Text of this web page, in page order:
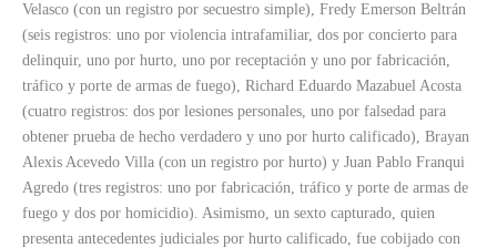
Velasco (con un registro por secuestro simple), Fredy Emerson Beltrán
(seis registros: uno por violencia intrafamiliar, dos por concierto para
delinquir, uno por hurto, uno por receptación y uno por fabricación,
tráfico y porte de armas de fuego), Richard Eduardo Mazabuel Acosta
(cuatro registros: dos por lesiones personales, uno por falsedad para
obtener prueba de hecho verdadero y uno por hurto calificado), Brayan
Alexis Acevedo Villa (con un registro por hurto) y Juan Pablo Franqui
Agredo (tres registros: uno por fabricación, tráfico y porte de armas de
fuego y dos por homicidio). Asimismo, un sexto capturado, quien
presenta antecedentes judiciales por hurto calificado, fue cobijado con